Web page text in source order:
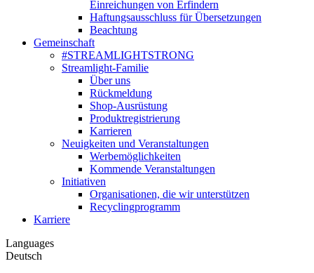
Einreichungen von Erfindern
Haftungsausschluss für Übersetzungen
Beachtung
Gemeinschaft
#STREAMLIGHTSTRONG
Streamlight-Familie
Über uns
Rückmeldung
Shop-Ausrüstung
Produktregistrierung
Karrieren
Neuigkeiten und Veranstaltungen
Werbemöglichkeiten
Kommende Veranstaltungen
Initiativen
Organisationen, die wir unterstützen
Recyclingprogramm
Karriere
Languages
Deutsch